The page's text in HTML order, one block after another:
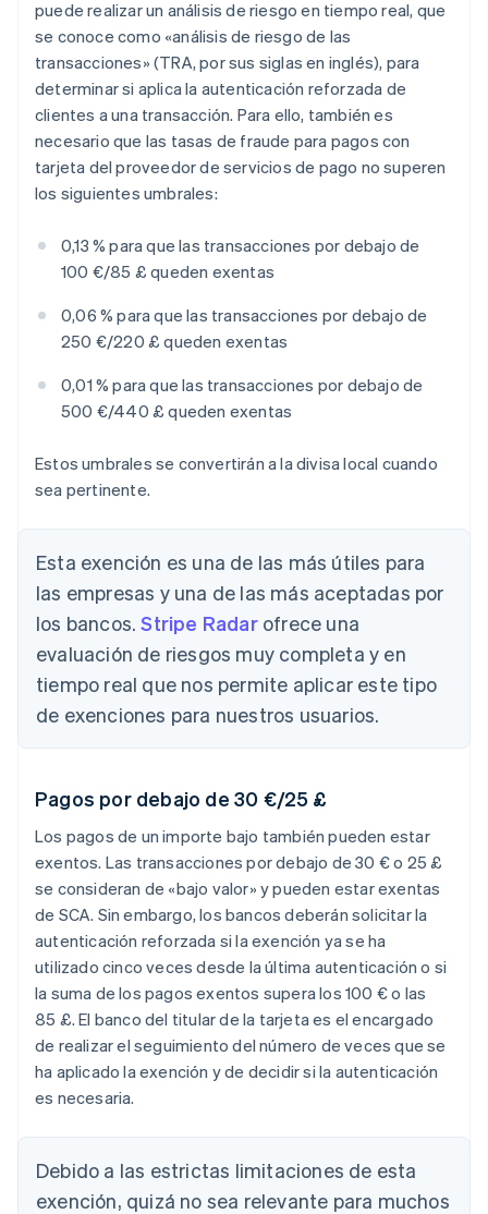
puede realizar un análisis de riesgo en tiempo real, que
se conoce como «análisis de riesgo de las
transacciones» (TRA, por sus siglas en inglés), para
determinar si aplica la autenticación reforzada de
clientes a una transacción. Para ello, también es
necesario que las tasas de fraude para pagos con
tarjeta del proveedor de servicios de pago no superen
los siguientes umbrales:
0,13 % para que las transacciones por debajo de
100 €/85 £ queden exentas
0,06 % para que las transacciones por debajo de
250 €/220 £ queden exentas
0,01 % para que las transacciones por debajo de
500 €/440 £ queden exentas
Estos umbrales se convertirán a la divisa local cuando
sea pertinente.
Esta exención es una de las más útiles para
las empresas y una de las más aceptadas por
los bancos.Stripe Radarofrece una
evaluación de riesgos muy completa y en
tiempo real que nos permite aplicar este tipo
de exenciones para nuestros usuarios.
Pagos por debajo de 30 €/25 £
Los pagos de un importe bajo también pueden estar
exentos. Las transacciones por debajo de 30 € o 25 £
se consideran de «bajo valor» y pueden estar exentas
de SCA. Sin embargo, los bancos deberán solicitar la
autenticación reforzada si la exención ya se ha
utilizado cinco veces desde la última autenticación o si
la suma de los pagos exentos supera los 100 € o las
85 £. El banco del titular de la tarjeta es el encargado
de realizar el seguimiento del número de veces que se
ha aplicado la exención y de decidir si la autenticación
es necesaria.
Debido a las estrictas limitaciones de esta
exención, quizá no sea relevante para muchos